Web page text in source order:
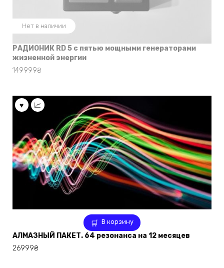
Нет в наличии
РАДИОНИК RD 5 с пятью мощными генераторами
жизненной энергии
149999₴
В корзину
АЛМАЗНЫЙ ПАКЕТ. 64 резонанса на 12 месяцев
26999₴